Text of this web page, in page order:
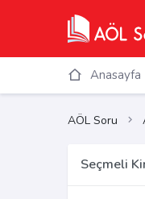
Anasayfa
AÖL Soru
Seçmeli